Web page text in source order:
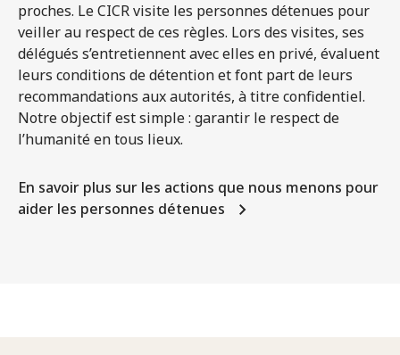
proches. Le CICR visite les personnes détenues pour
veiller au respect de ces règles. Lors des visites, ses
délégués s’entretiennent avec elles en privé, évaluent
leurs conditions de détention et font part de leurs
recommandations aux autorités, à titre confidentiel.
Notre objectif est simple : garantir le respect de
l’humanité en tous lieux.
En savoir plus sur les actions que nous menons pour
aider les personnes détenues